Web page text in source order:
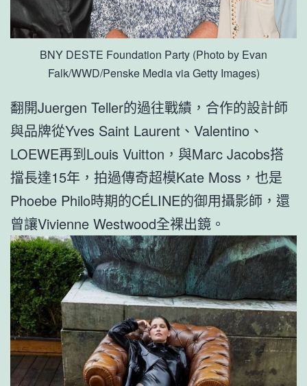
BNY DESTE Foundation Party (Photo by Evan
Falk/WWD/Penske Media via Getty Images)
翻開Juergen Teller的過往戰績，合作的設計師
與品牌從Yves Saint Laurent、Valentino、
LOEWE再到Louis Vuitton，與Marc Jacobs搭
擋長達15年，拍過傳奇超模Kate Moss，也是
Phoebe Philo時期的CÉLINE的御用攝影師，還
曾讓Vivienne Westwood全裸出鏡。